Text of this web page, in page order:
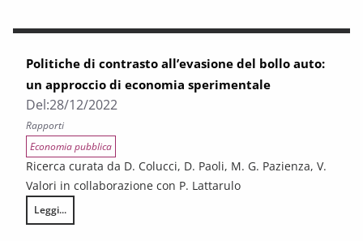
Politiche di contrasto all’evasione del bollo auto:
un approccio di economia sperimentale
Del:28/12/2022
Rapporti
Economia pubblica
Ricerca curata da D. Colucci, D. Paoli, M. G. Pazienza, V.
Valori in collaborazione con P. Lattarulo
Leggi...
Politiche di contrasto all’evasione del bollo auto: un approccio di